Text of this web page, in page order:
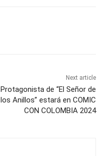
Next article
Protagonista de “El Señor de
los Anillos” estará en COMIC
CON COLOMBIA 2024